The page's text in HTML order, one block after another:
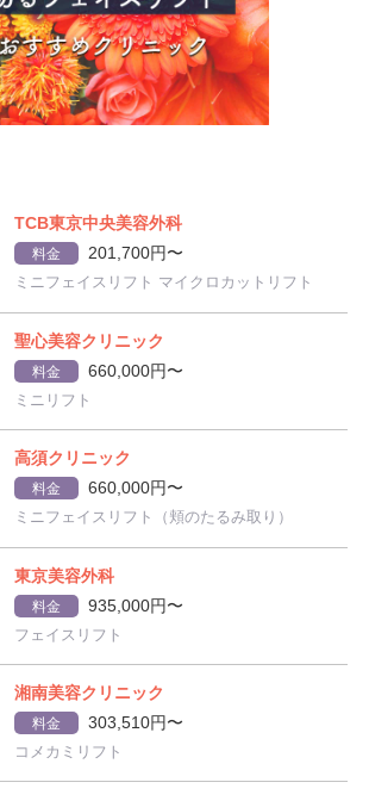
TCB東京中央美容外科
料金 201,700円〜
ミニフェイスリフト マイクロカットリフト
聖心美容クリニック
料金 660,000円〜
ミニリフト
高須クリニック
料金 660,000円〜
ミニフェイスリフト（頬のたるみ取り）
東京美容外科
料金 935,000円〜
フェイスリフト
湘南美容クリニック
料金 303,510円〜
コメカミリフト